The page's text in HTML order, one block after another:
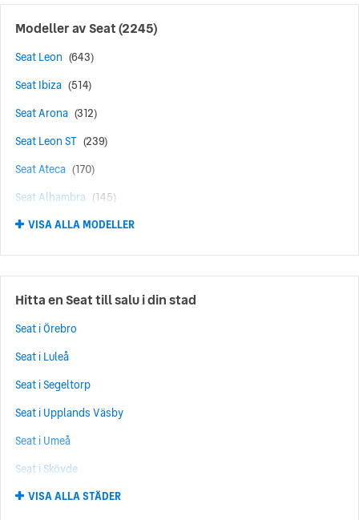
Modeller avSeat(2245)
Seat Leon (643)
Seat Ibiza (514)
Seat Arona (312)
Seat Leon ST (239)
Seat Ateca (170)
Seat Alhambra (145)
Seat Tarraco (84)
Seat LEON SPORTSTOURER (38)
Seat Altea XL (30)
Seat Altea (22)
Seat Toledo
Seat Mii (11)
Seat Córdoba (7)
Seat Exeo (7)
Seat Cupra
Seat Arosa
(1)
VISA ALLA MODELLER
Hitta en Seat till salu i din stad
Seat i Örebro
Seat i Luleå
Seat i Segeltorp
Seat i Upplands Väsby
Seat i Umeå
Seat i Skövde
Seat i Kungälv
VISA ALLA STÄDER